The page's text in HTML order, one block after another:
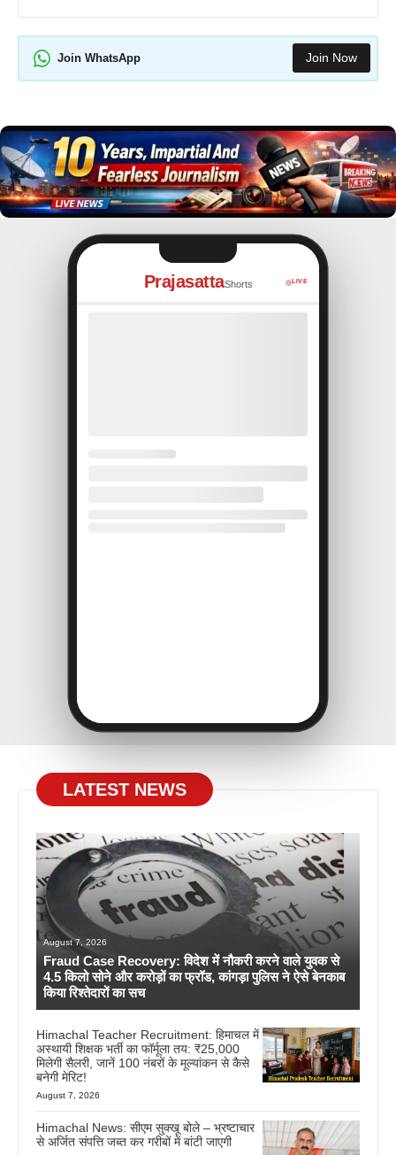
Join WhatsApp Join Now
PrajasattaShorts LIVE
LATEST NEWS
August 7, 2026
Fraud Case Recovery: विदेश में नौकरी करने वाले युवक से
4.5 किलो सोने और करोड़ों का फ्रॉड, कांगड़ा पुलिस ने ऐसे बेनकाब
किया रिश्तेदारों का सच
Himachal Teacher Recruitment: हिमाचल में
अस्थायी शिक्षक भर्ती का फॉर्मूला तय: ₹25,000
मिलेगी सैलरी, जानें 100 नंबरों के मूल्यांकन से कैसे
बनेगी मेरिट!
August 7, 2026
Himachal News: सीएम सुक्खू बोले – भ्रष्टाचार
से अर्जित संपत्ति जब्त कर गरीबों में बांटी जाएगी